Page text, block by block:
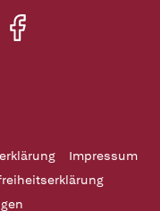
Impressum